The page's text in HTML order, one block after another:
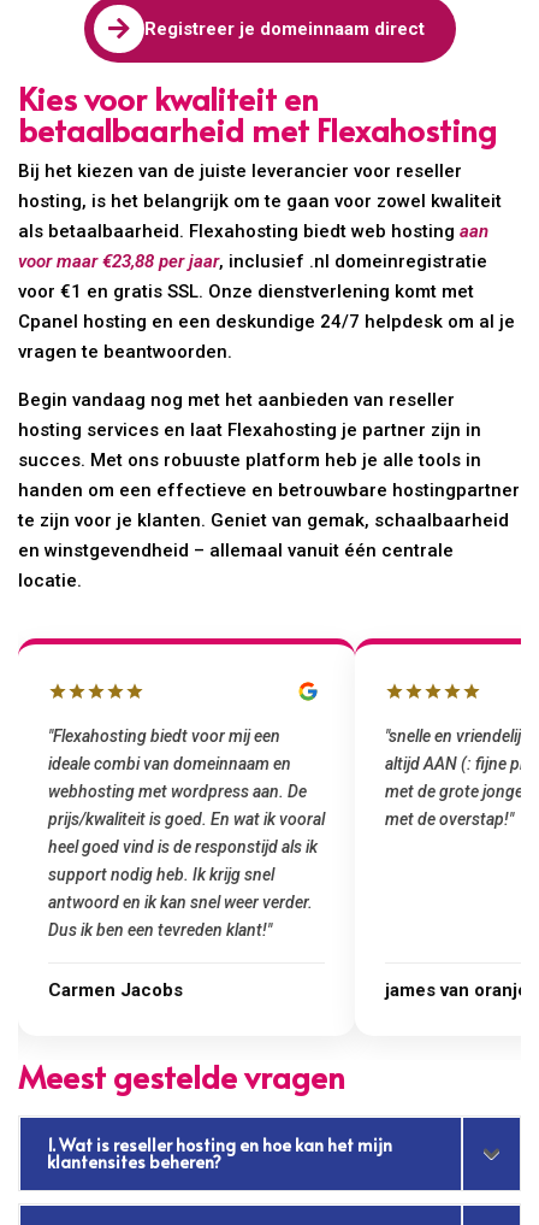
 Registreer je domeinnaam direct
Kies voor kwaliteit en
betaalbaarheid met Flexahosting
Bij het kiezen van de juiste leverancier voor reseller
hosting, is het belangrijk om te gaan voor zowel kwaliteit
als betaalbaarheid. Flexahosting biedt web hostingaan
voor maar €23,88 per jaar, inclusief .nl domeinregistratie
voor €1 en gratis SSL. Onze dienstverlening komt met
Cpanel hosting en een deskundige 24/7 helpdesk om al je
vragen te beantwoorden.
Begin vandaag nog met het aanbieden van reseller
hosting services en laat Flexahosting je partner zijn in
succes. Met ons robuuste platform heb je alle tools in
handen om een effectieve en betrouwbare hostingpartner
te zijn voor je klanten. Geniet van gemak, schaalbaarheid
en winstgevendheid – allemaal vanuit één centrale
locatie.
"Flexahosting biedt voor mij een
ideale combi van domeinnaam en
webhosting met wordpress aan. De
prijs/kwaliteit is goed. En wat ik vooral
heel goed vind is de responstijd als ik
support nodig heb. Ik krijg snel
antwoord en ik kan snel weer verder.
Dus ik ben een tevreden klant!"
Carmen Jacobs
"snelle en
altijd AAN (: fijne
met de grote
met de overstap!"
james van oranje
Meest gestelde vragen
1. Wat is reseller hosting en hoe kan het mijn
klantensites beheren?